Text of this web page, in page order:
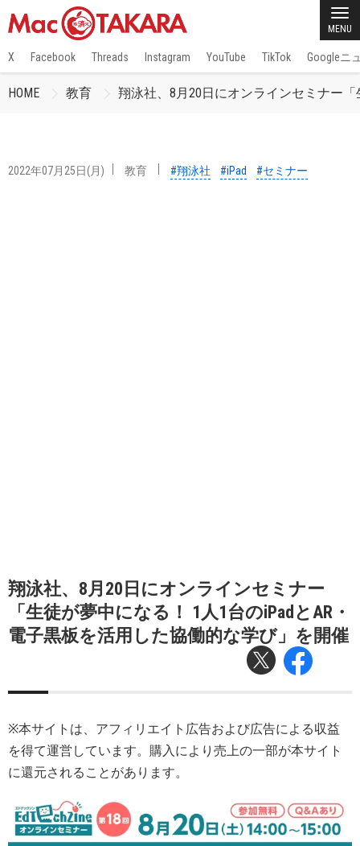
MENU
X Facebook Threads Instagram YouTube TikTok Googleニ
HOME 教育 翔泳社、8月20日にオンラインセミナー
2022年07月25日(月) 教育 #翔泳社 #iPad #セミナー
翔泳社、8月20日にオンラインセミナー
「生徒が夢中になる！ 1人1台のiPadとAR・
電子黒板を活用した協働的な学び」を開催
※本サイトは、アフィリエイト広告および広告による収益
を得て運営しています。購入により売上の一部が本サイト
に還元されることがあります。